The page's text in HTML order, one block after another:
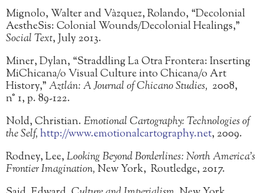
Mignolo, Walter and Vàzquez, Rolando, “Decolonial
AestheSis: Colonial Wounds/Decolonial Healings,”
Social Text, July 2013.
Miner, Dylan, “Straddling La Otra Frontera: Inserting
MiChicana/o Visual Culture into Chicana/o Art
History,”Aztlán: A Journal of Chicano Studies, 2008,
n° 1, p. 89-122.
Nold, Christian.Emotional Cartography: Technologies of
the Self,http://www.emotionalcartography.net, 2009.
Rodney, Lee,Looking Beyond Borderlines: North America’s
Frontier Imagination, New York, Routledge, 2017.